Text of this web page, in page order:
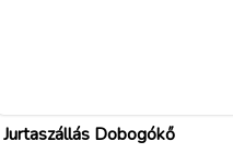
Jurtaszállás Dobogókő